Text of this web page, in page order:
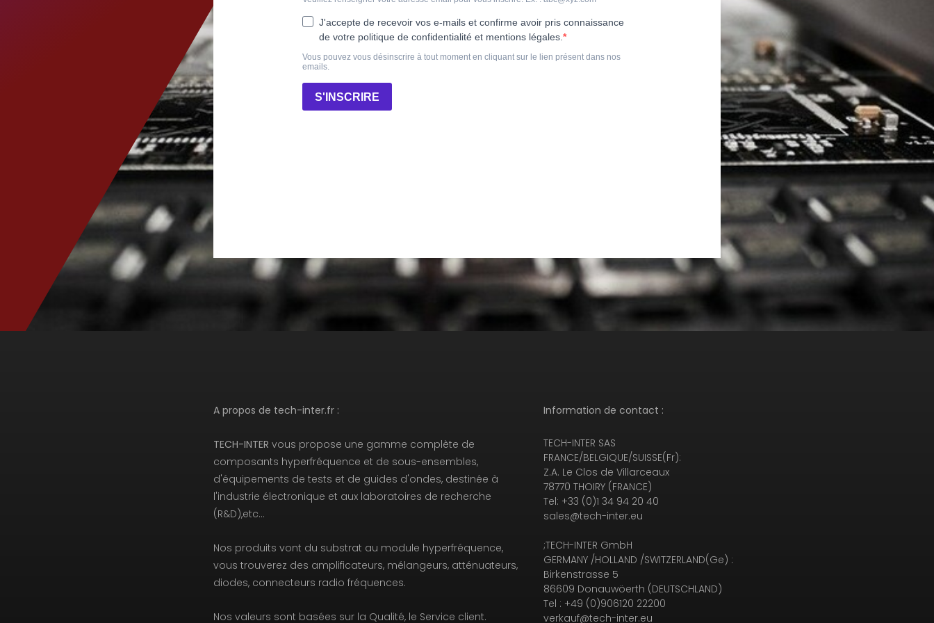
A propos de tech-inter.fr :
TECH-INTER vous propose une gamme complète de
composants hyperfréquence et de sous-ensembles,
d'équipements de tests et de guides d'ondes, destinée à
l'industrie électronique et aux laboratoires de recherche
(R&D),etc…
Nos produits vont du substrat au module hyperfréquence,
vous trouverez des amplificateurs, mélangeurs, atténuateurs,
diodes, connecteurs radio fréquences.
Nos valeurs sont basées sur la Qualité, le Service client.
Information de contact :
TECH-INTER SAS
FRANCE/BELGIQUE/SUISSE(Fr):
Z.A. Le Clos de Villarceaux
78770 THOIRY (FRANCE)
Tel: +33 (0)1 34 94 20 40
sales@tech-inter.eu
;TECH-INTER GmbH
GERMANY /HOLLAND /SWITZERLAND(Ge) :
Birkenstrasse 5
86609 Donauwöerth (DEUTSCHLAND)
Tel : +49 (0)906120 22200
verkauf@tech-inter.eu